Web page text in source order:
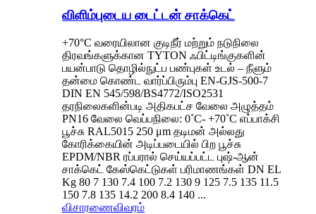
விளிம்புடைய டைட்டன் சாக்கெட்
+70°C வரையிலான குடிநீர் மற்றும் நடுநிலை
திரவங்களுக்கான TYTON ஃபிட்டிங்குகளின்
பயன்பாடு தொழில்நுட்ப பண்புகள் உடல் – நீளும்
தன்மை கொண்ட வார்ப்பிரும்பு EN-GJS-500-7
DIN EN 545/598/BS4772/ISO2531
தரநிலைகளின்படி அதிகபட்ச வேலை அழுத்தம்
PN16 வேலை வெப்பநிலை: 0˚C- +70˚C எப்பாக்சி
பூச்சு RAL5015 250 μm தடிமன் அல்லது
கோரிக்கையின் அடிப்படையில் பிற பூச்சு
EPDM/NBR ரப்பரால் செய்யப்பட்ட புஷ்-ஆன்
சாக்கெட் கேஸ்கெட்டுகள் பரிமாணங்கள் DN EL
Kg 80 7 130 7.4 100 7.2 130 9 125 7.5 135 11.5
150 7.8 135 14.2 200 8.4 140 ...
விசாரணைவிவரம்